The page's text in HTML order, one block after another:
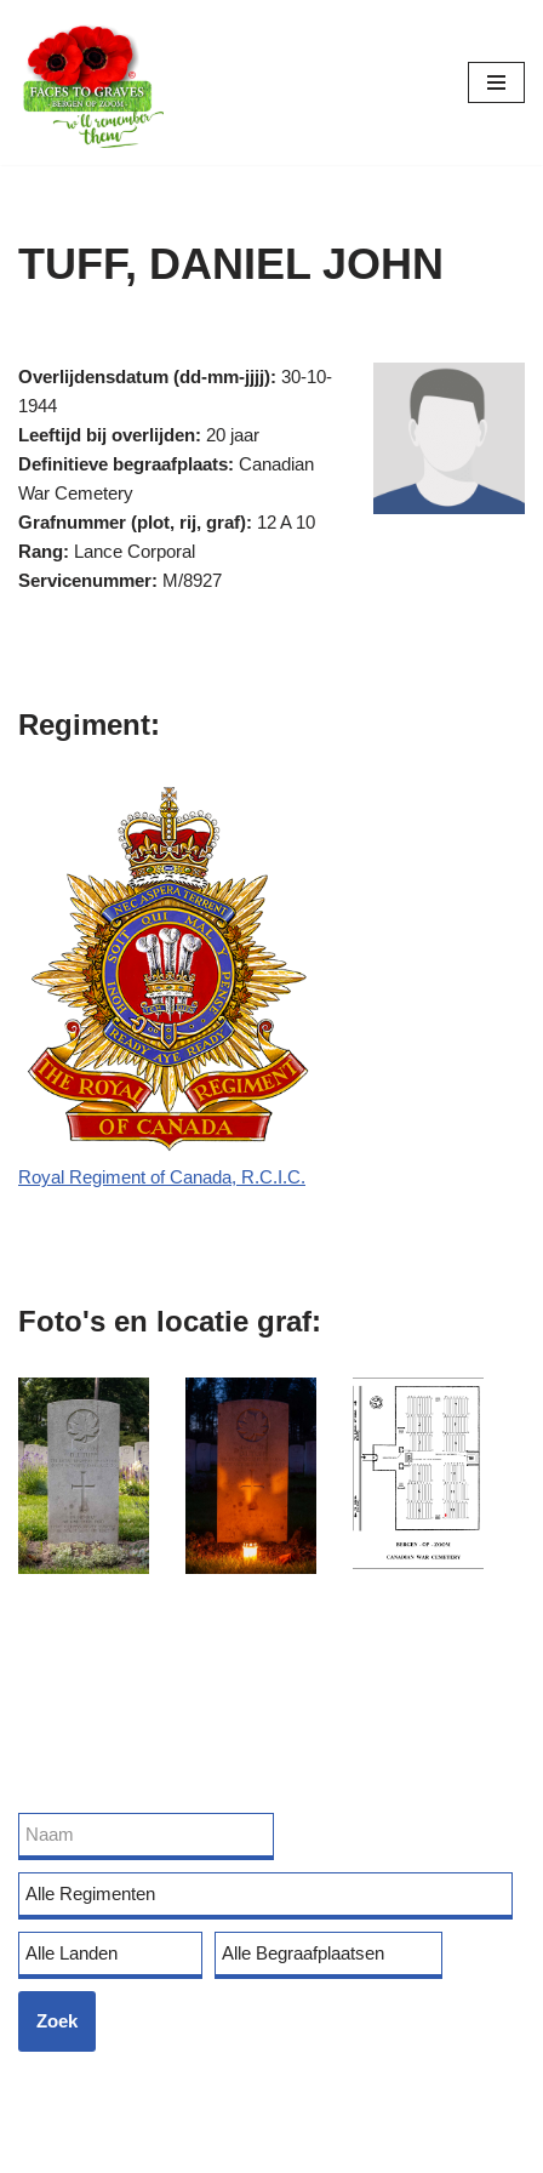
Ga
naar
TUFF, DANIEL JOHN
Overlijdensdatum (dd-mm-jjjj): 30-10-
1944
Leeftijd bij overlijden: 20 jaar
Definitieve begraafplaats: Canadian
War Cemetery
Grafnummer (plot, rij, graf): 12 A 10
Rang: Lance Corporal
Servicenummer: M/8927
Regiment:
Royal Regiment of Canada, R.C.I.C.
Foto's en locatie graf: